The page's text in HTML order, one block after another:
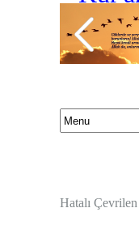
Hatalı